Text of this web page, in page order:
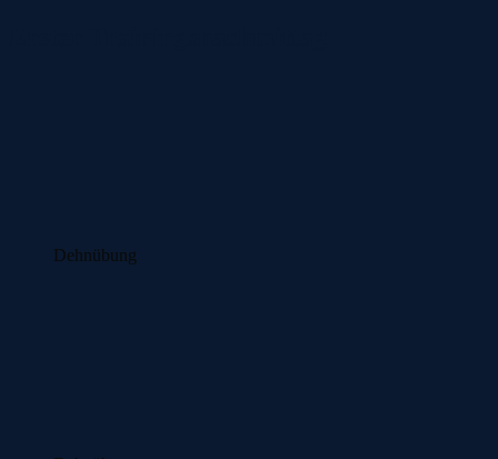
Dehnübung